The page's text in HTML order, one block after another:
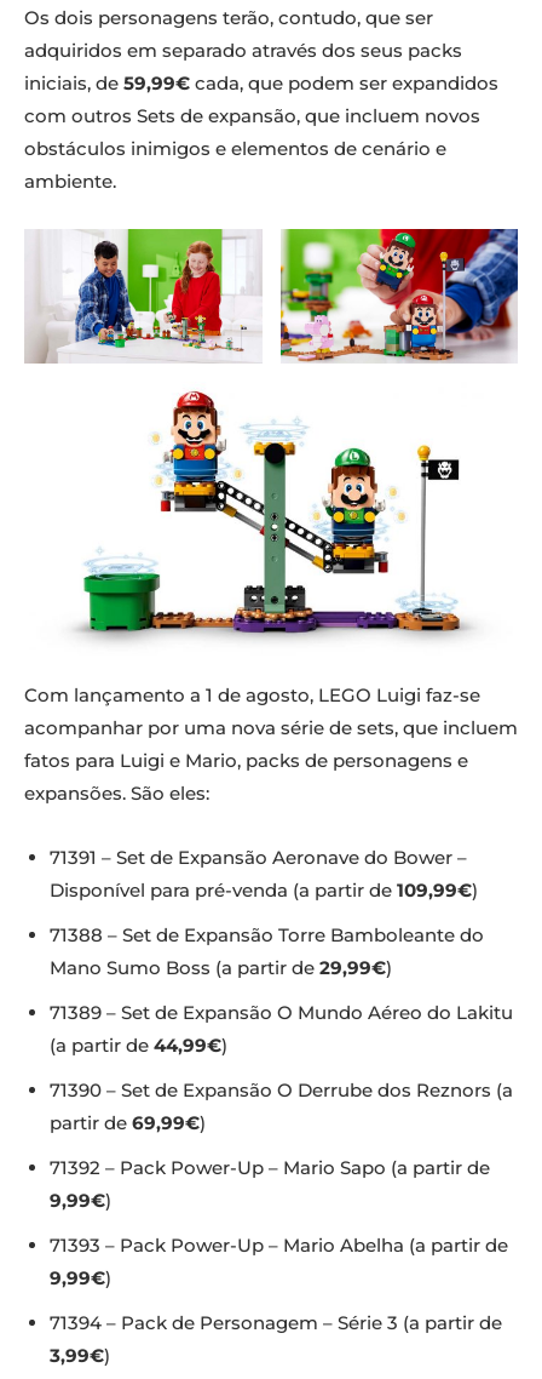
Os dois personagens terão, contudo, que ser
adquiridos em separado através dos seus packs
iniciais, de 59,99€ cada, que podem ser expandidos
com outros Sets de expansão, que incluem novos
obstáculos inimigos e elementos de cenário e
ambiente.
Com lançamento a 1 de agosto, LEGO Luigi faz-se
acompanhar por uma nova série de sets, que incluem
fatos para Luigi e Mario, packs de personagens e
expansões. São eles:
71391 – Set de Expansão Aeronave do Bower –
Disponível para pré-venda (a partir de 109,99€)
71388 – Set de Expansão Torre Bamboleante do
Mano Sumo Boss (a partir de 29,99€)
71389 – Set de Expansão O Mundo Aéreo do Lakitu
(a partir de 44,99€)
71390 – Set de Expansão O Derrube dos Reznors (a
partir de 69,99€)
71392 – Pack Power-Up – Mario Sapo (a partir de
9,99€)
71393 – Pack Power-Up – Mario Abelha (a partir de
9,99€)
71394 – Pack de Personagem – Série 3 (a partir de
3,99€)